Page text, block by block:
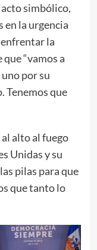
acto simbólico,
en la urgencia
la
“vamos a
por su
Tenemos que
alto al fuego
Unidas y su
pilas para que
que tanto lo